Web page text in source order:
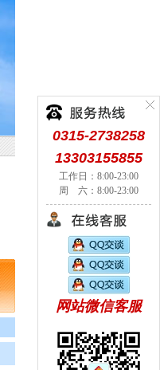
0315-2738258
13303155855
工作日：8:00-23:00
周 六：8:00-23:00
网站微信客服